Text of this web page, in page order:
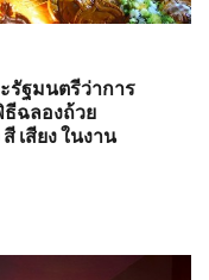
รัฐมนตรีว่าการ
ฉลองถ้วย
เสียง ในงาน